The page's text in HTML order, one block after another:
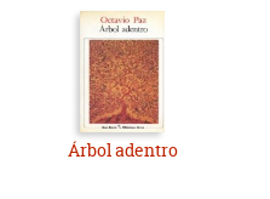
Árbol adentro